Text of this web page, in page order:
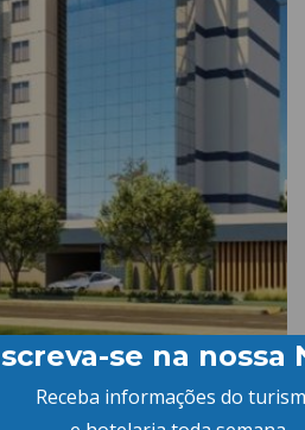
– Lages